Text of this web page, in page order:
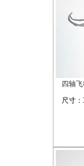
四轴
尺寸